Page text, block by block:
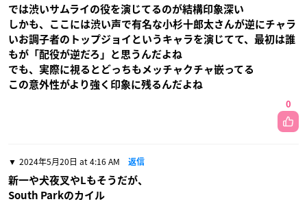
では渋いサムライの役を演じてるのが結構印象深い
しかも、ここには渋い声で有名な小杉十郎太さんが逆にチャラ
いお調子者のトップジョイというキャラを演じてて、最初は誰
もが「配役が逆だろ」と思うんだよね
でも、実際に視るとどっちもメッチャクチャ嵌ってる
この意外性がより強く印象に残るんだよね
0
2024年5月20日 at 4:16 AM 返信
新一や犬夜叉やLもそうだが、
South Parkのカイル